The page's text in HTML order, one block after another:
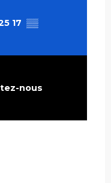
17 ▒▒
nous